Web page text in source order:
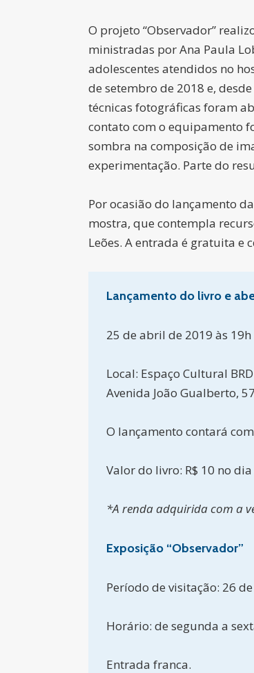
O projeto “Observador”
ministradas por Ana Paula
adolescentes atendidos no
de setembro de 2018 e,
técnicas fotográficas foram
contato com o equipamento
sombra na composição de
experimentação. Parte do
Por ocasião do lançamento
mostra, que contempla
Leões. A entrada é gratuita e
Lançamento do livro e
25 de abril de 2019 às 19h
Local: Espaço Cultural
Avenida João Gualberto,
O lançamento contará
Valor do livro: R$ 10 no
*A renda adquirida com a
Exposição “Observador”
Período de visitação: 26
Horário: de segunda a
Entrada franca.